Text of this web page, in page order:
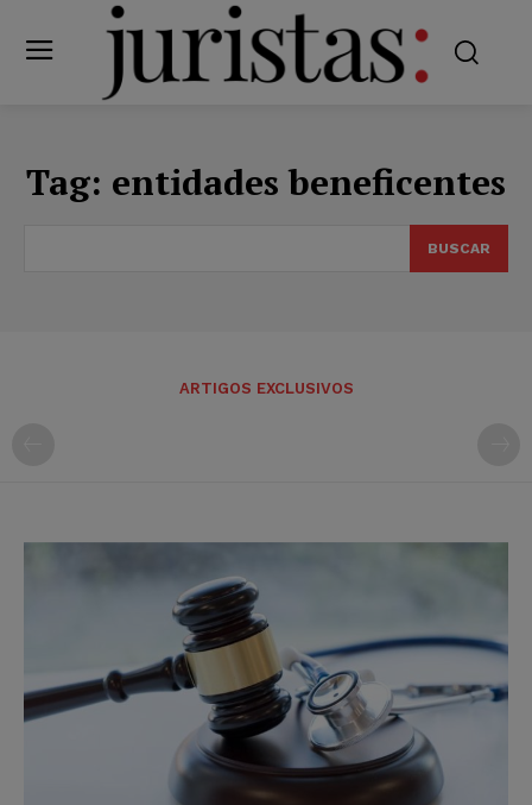
Tag: entidades beneficentes
BUSCAR
ARTIGOS EXCLUSIVOS